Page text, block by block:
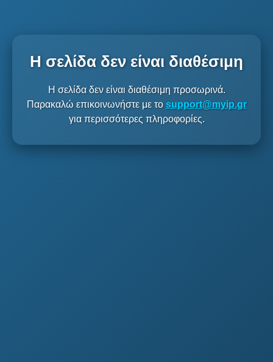
Η σελίδα δεν είναι διαθέσιμη
Η σελίδα δεν είναι διαθέσιμη προσωρινά.
Παρακαλώ επικοινωνήστε με το support@myip.gr
για περισσότερες πληροφορίες.